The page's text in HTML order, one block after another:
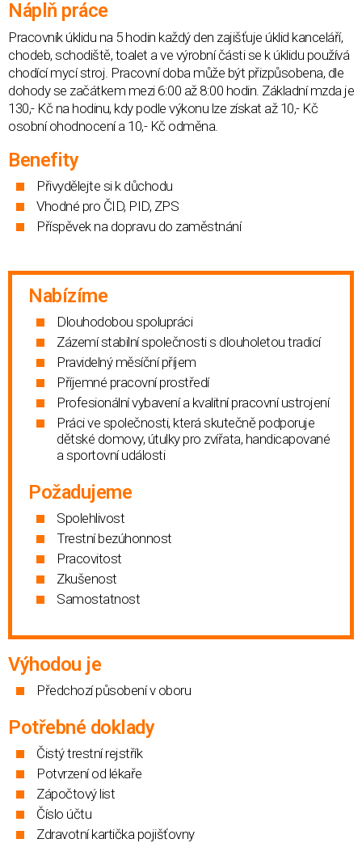
Náplň práce
Pracovník úklidu na 5 hodin každý den zajišťuje úklid kanceláří,
chodeb, schodiště, toalet a ve výrobní části se k úklidu používá
chodící mycí stroj. Pracovní doba může být přizpůsobena, dle
dohody se začátkem mezi 6:00 až 8:00 hodin. Základní mzda je
130,- Kč na hodinu, kdy podle výkonu lze získat až 10,- Kč
osobní ohodnocení a 10,- Kč odměna.
Benefity
Přivydělejte si k důchodu
Vhodné pro ČID, PID, ZPS
Příspěvek na dopravu do zaměstnání
Nabízíme
Dlouhodobou spolupráci
Zázemí stabilní společnosti s dlouholetou tradicí
Pravidelný měsíční příjem
Příjemné pracovní prostředí
Profesionální vybavení a kvalitní pracovní ustrojení
Práci ve společnosti, která skutečně podporuje
dětské domovy, útulky pro zvířata, handicapované
a sportovní události
Požadujeme
Spolehlivost
Trestní bezúhonnost
Pracovitost
Zkušenost
Samostatnost
Výhodou je
Předchozí působení v oboru
Potřebné doklady
Čistý trestní rejstřík
Potvrzení od lékaře
Zápočtový list
Číslo účtu
Zdravotní kartička pojišťovny